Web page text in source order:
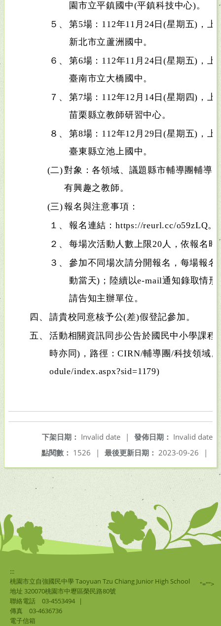
園市立平鎮國中(平鎮科技中心)。
５、 第5場：112年11月24日(星期五)，上
新北市立蘆洲國中。
６、 第6場：112年11月24日(星期五)，上
臺南市立大橋國中。
７、 第7場：112年12月14日(星期四)，上
苗栗縣立教師研習中心。
８、 第8場：112年12月29日(星期五)，上
臺東縣立池上國中。
(二)對象：各領域、議題縣市輔導團輔導
有興趣之教師。
(三)報名與注意事項：
１、 報名連結：https://reurl.cc/o59zLQ。
２、 每場次活動人數上限20人，依報名
３、 參加不同場次請分開報名，每場報
動當天)；陸續以e-mail通知錄取情
請告知主辦單位。
四、 請貴校同意核予公(差)假登記參加。
五、 活動相關資訊同步公告於國民中小學課程
時亦同)，路徑：CIRN/輔導團/科技領域
odule/index.aspx?sid=1179)
發佈日期： Invalid date
下架日期： Invalid date
|
最後更新日期： 2023-09-26 |
點閱數： 1526 |
:::
桃園市立自強國民中學 Taoyuan Tzu Chiang Junior High School
地址 320070桃園市中壢區榮民路80號
聯絡電話
03-4553494
|
傳真
03-4636736
電子信箱
"="">